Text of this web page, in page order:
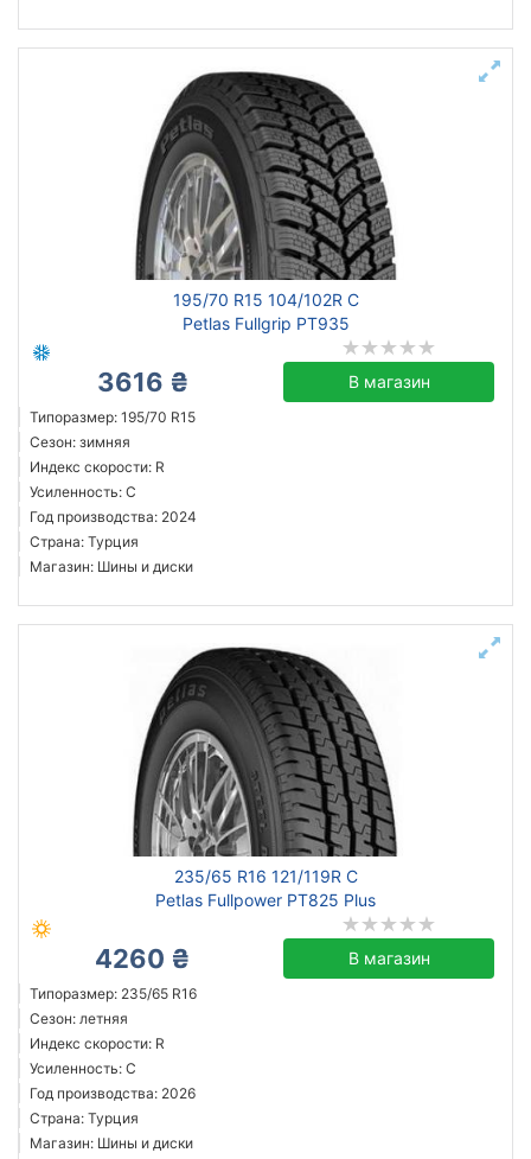
195/70 R15 104/102R C
Petlas Fullgrip PT935
3616 ₴ В магазин
Типоразмер: 195/70 R15
Сезон: зимняя
Индекс скорости: R
Усиленность: C
Год производства: 2024
Страна: Турция
Магазин: Шины и диски
235/65 R16 121/119R C
Petlas Fullpower PT825 Plus
4260 ₴ В магазин
Типоразмер: 235/65 R16
Сезон: летняя
Индекс скорости: R
Усиленность: C
Год производства: 2026
Страна: Турция
Магазин: Шины и диски